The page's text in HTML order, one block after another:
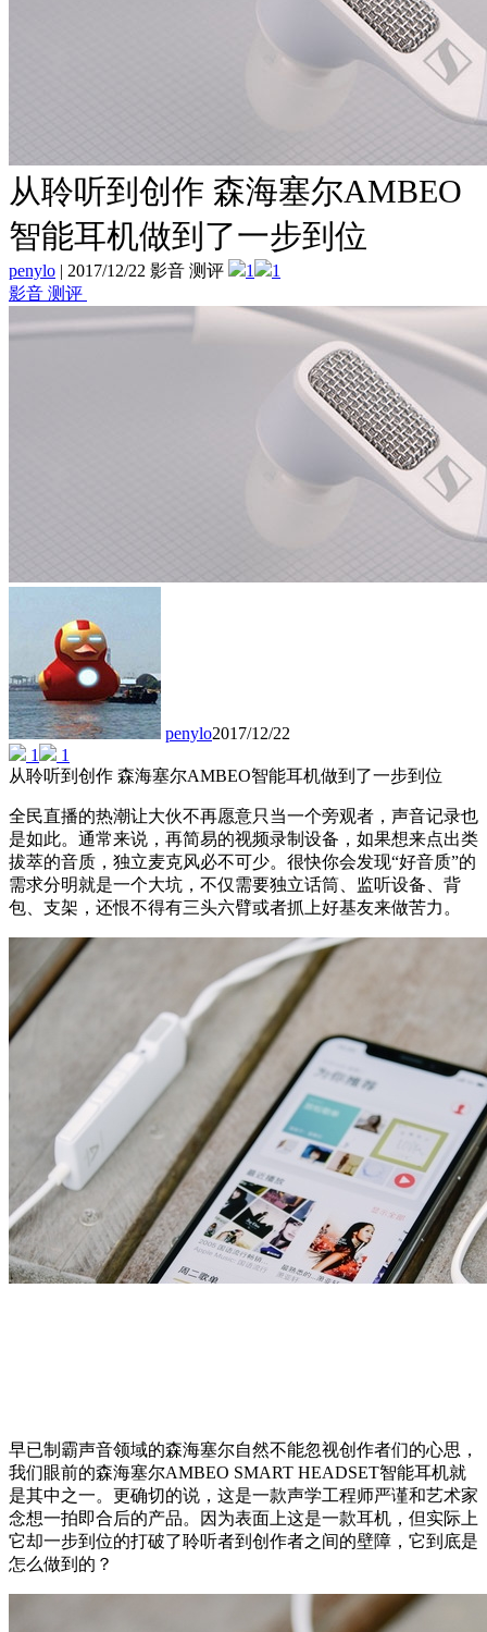
从聆听到创作 森海塞尔AMBEO
智能耳机做到了一步到位
penylo | 2017/12/22 影音 测评 1
1
影音 测评
penylo2017/12/22
1
1
从聆听到创作 森海塞尔AMBEO智能耳机做到了一步到位
全民直播的热潮让大伙不再愿意只当一个旁观者，声音记录也
是如此。通常来说，再简易的视频录制设备，如果想来点出类
拔萃的音质，独立麦克风必不可少。很快你会发现“好音质”的
需求分明就是一个大坑，不仅需要独立话筒、监听设备、背
包、支架，还恨不得有三头六臂或者抓上好基友来做苦力。
早已制霸声音领域的森海塞尔自然不能忽视创作者们的心思，
我们眼前的森海塞尔AMBEO SMART HEADSET智能耳机就
是其中之一。更确切的说，这是一款声学工程师严谨和艺术家
念想一拍即合后的产品。因为表面上这是一款耳机，但实际上
它却一步到位的打破了聆听者到创作者之间的壁障，它到底是
怎么做到的？